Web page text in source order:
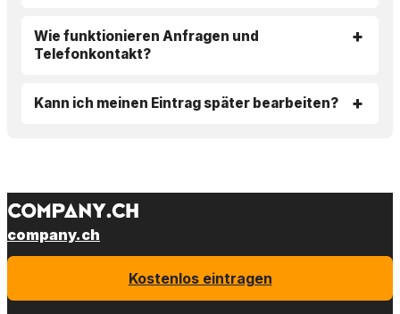
Wie funktionieren Anfragen und
Telefonkontakt?
Kann ich meinen Eintrag später bearbeiten?
company.ch
Kostenlos eintragen